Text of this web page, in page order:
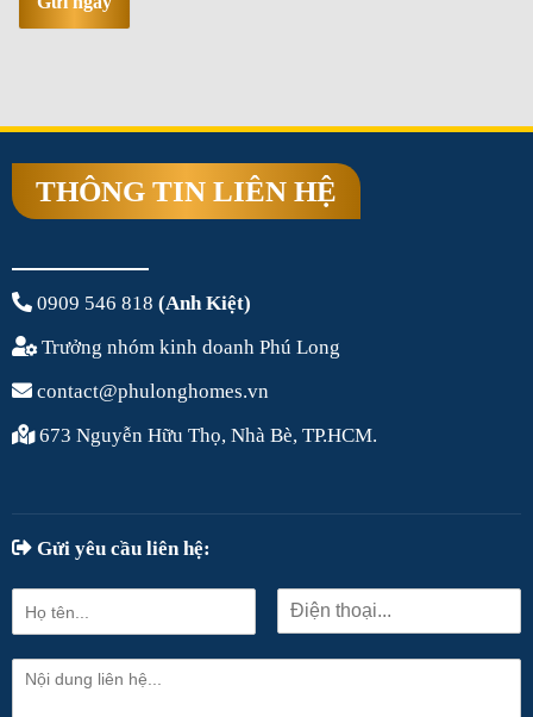
THÔNG TIN LIÊN HỆ
0909 546 818 (Anh Kiệt)
Trưởng nhóm kinh doanh Phú Long
contact@phulonghomes.vn
673 Nguyễn Hữu Thọ, Nhà Bè, TP.HCM.
Gửi yêu cầu liên hệ: